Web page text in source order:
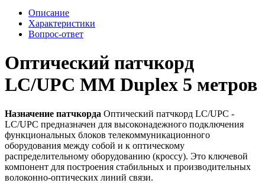
Описание
Характеристики
Вопрос-ответ
Оптический патчкорд
LC/UPC MM Duplex 5 метров
Назначение патчкорда Оптический патчкорд LC/UPC -
LC/UPC предназначен для высоконадежного подключения
функциональных блоков телекоммуникационного
оборудования между собой и к оптическому
распределительному оборудованию (кроссу). Это ключевой
компонент для построения стабильных и производительных
волоконно-оптических линий связи.